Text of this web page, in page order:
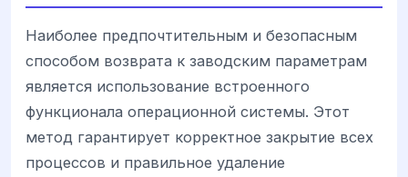
Наиболее предпочтительным и безопасным
способом возврата к заводским параметрам
является использование встроенного
функционала операционной системы. Этот
метод гарантирует корректное закрытие всех
процессов и правильное удаление